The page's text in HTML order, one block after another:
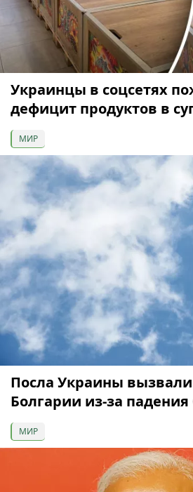
Украинцы в соцсетях
дефицит продуктов в
МИР
Посла Украины
Болгарии из-за
МИР